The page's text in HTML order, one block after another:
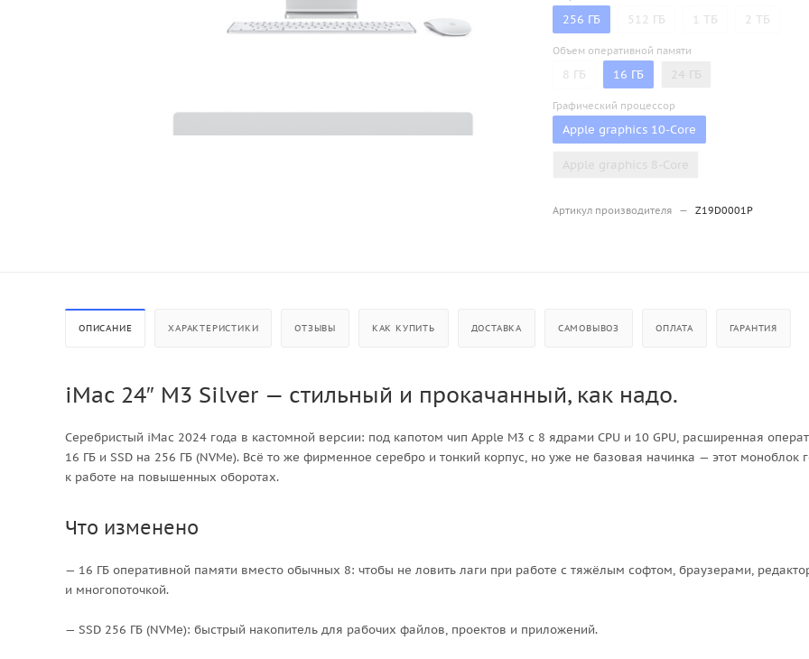
256 ГБ 512 ГБ 1 ТБ 2 ТБ
Объем оперативной памяти
8 ГБ 16 ГБ 24 ГБ
Графический процессор
Apple graphics 10-Core
Apple graphics 8-Core
Артикул производителя — Z19D0001P
ОПИСАНИЕ ХАРАКТЕРИСТИКИ ОТЗЫВЫ КАК КУПИТЬ ДОСТАВКА САМОВЫВОЗ ОПЛАТА ГАРАНТИЯ
iMac 24″ M3 Silver — стильный и прокачанный, как надо.
Серебристый iMac 2024 года в кастомной версии: под капотом чип Apple M3 с 8 ядрами CPU и 10 GPU, расширенная
16 ГБ и SSD на 256 ГБ (NVMe). Всё то же фирменное серебро и тонкий корпус, но уже не базовая начинка — этот моноблок
к работе на повышенных оборотах.
Что изменено
— 16 ГБ оперативной памяти вместо обычных 8: чтобы не ловить лаги при работе с тяжёлым софтом, браузерами,
и многопоточкой.
— SSD 256 ГБ (NVMe): быстрый накопитель для рабочих файлов, проектов и приложений.